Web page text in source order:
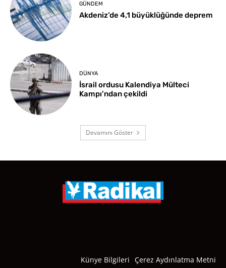
GÜNDEM
Akdeniz’de 4,1 büyüklüğünde deprem
DÜNYA
İsrail ordusu Kalendiya Mülteci
Kampı’ndan çekildi
Devamını Göster
Künye Bilgileri Çerez Aydınlatma Metni